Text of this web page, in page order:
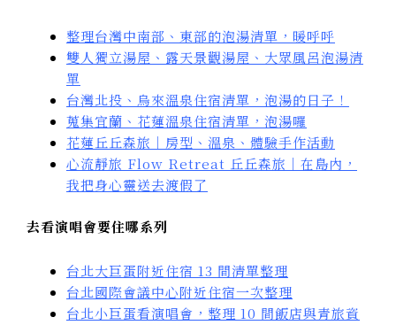
整理台灣中南部、東部的泡湯清單，暖呼呼
雙人獨立湯屋、露天景觀湯屋、大眾風呂泡湯清
單
台灣北投、烏來溫泉住宿清單，泡湯的日子！
蒐集宜蘭、花蓮溫泉住宿清單，泡湯囉
花蓮丘丘森旅｜房型、溫泉、體驗手作活動
心流靜旅 Flow Retreat 丘丘森旅｜在島內，
我把身心靈送去渡假了
去看演唱會要住哪系列
台北大巨蛋附近住宿 13 間清單整理
台北國際會議中心附近住宿一次整理
台北小巨蛋看演唱會，整理 10 間飯店與青旅資